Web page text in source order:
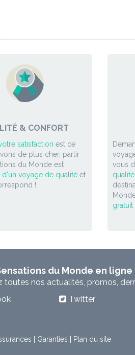
& CONFORT
satisfaction est ce
de plus cher, partir
du Monde est
d'un voyage de qualité et
!
vous
gratuit
du Monde en ligne
toutes nos actualités, promos,
Twitter
Garanties Plan du site